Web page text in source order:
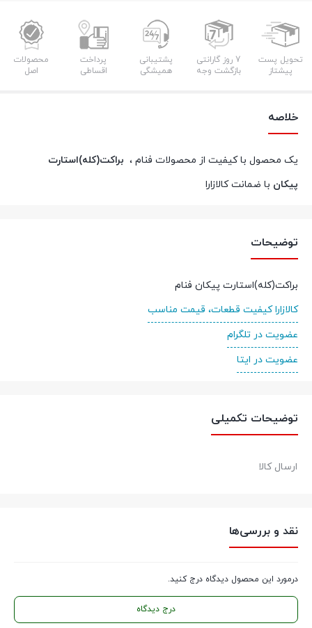
تحویل پست
پیشتاز
7 روز گارانتی
بازگشت وجه
پشتیبانی
همیشگی
پرداخت
اقساطی
محصولات
اصل
خلاصه
یک محصول با کیفیت از محصولات فنام ، براکت(کله)استارت
پیکان با ضمانت کالازارا
توضیحات
براکت(کله)استارت پیکان فنام
کالازارا کیفیت قطعات، قیمت مناسب
عضویت در تلگرام
عضویت در ایتا
توضیحات تکمیلی
ارسال کالا
نقد و بررسی‌ها
درمورد این محصول دیدگاه درج کنید.
درج دیدگاه